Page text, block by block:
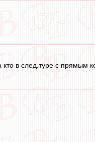
в след.туре с прямым